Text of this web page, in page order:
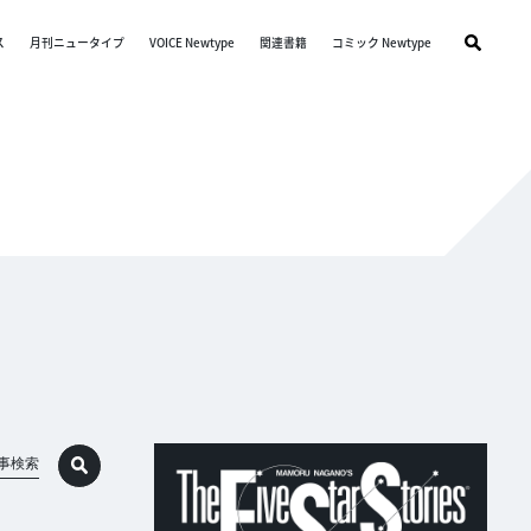
月刊ニュータイプ VOICE Newtype 関連書籍 コミック Newtype
検索